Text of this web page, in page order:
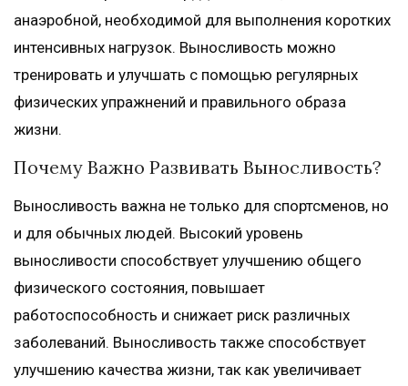
анаэробной, необходимой для выполнения коротких
интенсивных нагрузок. Выносливость можно
тренировать и улучшать с помощью регулярных
физических упражнений и правильного образа
жизни.
Почему Важно Развивать Выносливость?
Выносливость важна не только для спортсменов, но
и для обычных людей. Высокий уровень
выносливости способствует улучшению общего
физического состояния, повышает
работоспособность и снижает риск различных
заболеваний. Выносливость также способствует
улучшению качества жизни, так как увеличивает